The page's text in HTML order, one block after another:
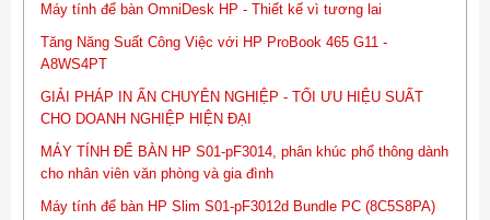
Máy tính để bàn OmniDesk HP - Thiết kế vì tương lai
Tăng Năng Suất Công Việc với HP ProBook 465 G11 -
A8WS4PT
GIẢI PHÁP IN ẤN CHUYÊN NGHIỆP - TỐI ƯU HIỆU SUẤT
CHO DOANH NGHIỆP HIỆN ĐẠI
MÁY TÍNH ĐỂ BÀN HP S01-pF3014, phân khúc phổ thông dành
cho nhân viên văn phòng và gia đình
Máy tính để bàn HP Slim S01-pF3012d Bundle PC (8C5S8PA)